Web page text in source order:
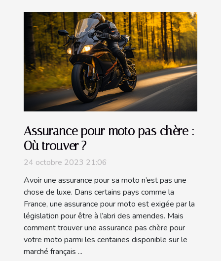
Assurance pour moto pas chère :
Où trouver ?
24 octobre 2023 21:06
Avoir une assurance pour sa moto n’est pas une
chose de luxe. Dans certains pays comme la
France, une assurance pour moto est exigée par la
législation pour être à l’abri des amendes. Mais
comment trouver une assurance pas chère pour
votre moto parmi les centaines disponible sur le
marché français ...